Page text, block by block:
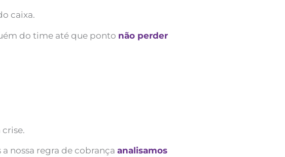
caixa.
do time até que ponto não perder
nossa regra de cobrança analisamos